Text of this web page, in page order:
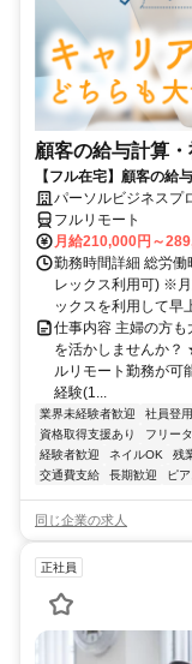
顧客の給与計算
【フル在宅】顧客の給
パーソルビジネスプ
フルリモート
月給210,000円～
勤務時間詳細 総労
レックス利用可) ※
ックスを利用して
仕事内容 主婦の方
を活かしませんか
ルリモート勤務が
経験(1...
業界未経験者歓迎 社員登
資格取得支援あり
フリー
経験者歓迎
ネイルOK 残
交通費支給
長期歓迎 ピ
同じ企業の求人
正社員